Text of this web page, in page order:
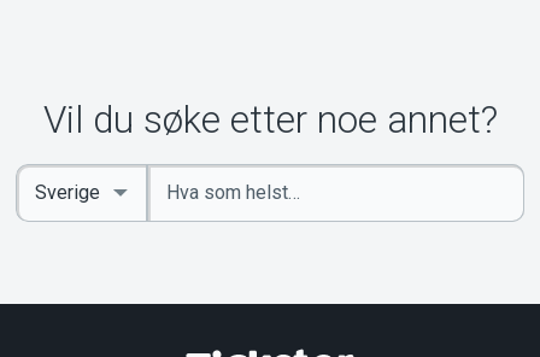
Vil du søke etter noe annet?
Angi
nøkkelord
Select
Country